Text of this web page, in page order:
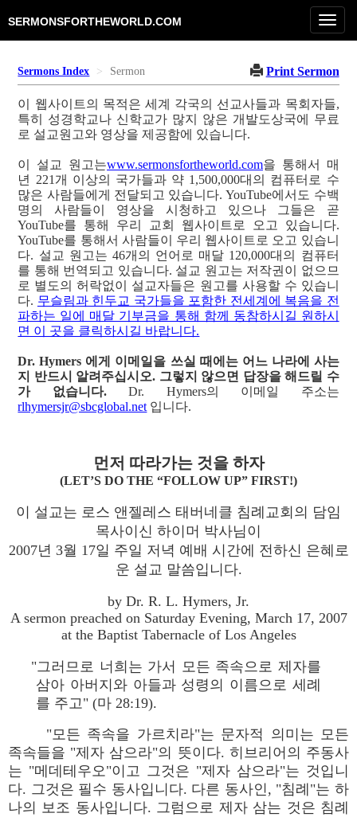
SERMONSFORTHEWORLD.COM
Sermons Index Sermon Print Sermon
이 웹사이트의 목적은 세계 각국의 선교사들과 목회자들,
특히 성경학교나 신학교가 많지 않은 개발도상국에 무료
로 설교원고와 영상을 제공함에 있습니다.
이 설교 원고는www.sermonsfortheworld.com을 통해서 매
년 221개 이상의 국가들과 약 1,500,000대의 컴퓨터로 수
많은 사람들에게 전달되고 있습니다. YouTube에서도 수백
명의 사람들이 영상을 시청하고 있으나 그들은 곧
YouTube를 통해 우리 교회 웹사이트로 오고 있습니다.
YouTube를 통해서 사람들이 우리 웹사이트로 오고 있습니
다. 설교 원고는 46개의 언어로 매달 120,000대의 컴퓨터
를 통해 번역되고 있습니다. 설교 원고는 저작권이 없으므
로 별도의 허락없이 설교자들은 원고를 사용할 수 있습니
다. 무슬림과 힌두교 국가들을 포함한 전세계에 복음을 전
파하는 일에 매달 기부금을 통해 함께 동참하시길 원하시
면 이 곳을 클릭하시길 바랍니다.
Dr. Hymers 에게 이메일을 쓰실 때에는 어느 나라에 사는
지 반드시 알려주십시오. 그렇지 않으면 답장을 해드릴 수
가 없습니다.Dr. Hymers의 이메일 주소는
rlhymersjr@sbcglobal.net 입니다.
먼저 따라가는 것을 하자
(LET’S DO THE “FOLLOW UP” FIRST!)
이 설교는 로스 앤젤레스 태버네클 침례교회의 담임
목사이신 하이머 박사님이
2007년 3월 17일 주일 저녁 예배 시간에 전하신 은혜로
운 설교 말씀입니다.
by Dr. R. L. Hymers, Jr.
A sermon preached on Saturday Evening, March 17, 2007
at the Baptist Tabernacle of Los Angeles
"그러므로 너희는 가서 모든 족속으로 제자를
삼아 아버지와 아들과 성령의 이름으로 세례
를 주고" (마 28:19).
"모든 족속을 가르치라"는 문자적 의미는 모든
족속들을 "제자 삼으라"의 뜻이다. 히브리어의 주동사
는 "메데테우오"이고 그것은 "제자 삼으라"는 것입니
다. 그것은 필수 동사입니다. 다른 동사인, "침례"는 하
나의 보조 동사입니다. 그럼으로 제자 삼는 것은 침례